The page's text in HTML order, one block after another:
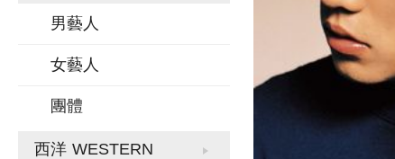
男藝人
女藝人
團體
西洋 WESTERN